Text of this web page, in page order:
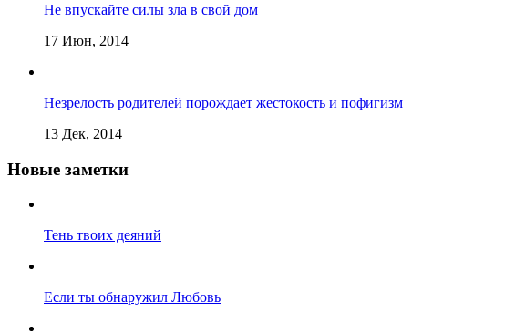
Не впускайте силы зла в свой дом
17 Июн, 2014
Незрелость родителей порождает жестокость и пофигизм
13 Дек, 2014
Новые заметки
Тень твоих деяний
Если ты обнаружил Любовь